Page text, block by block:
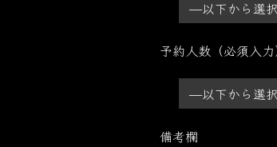
予約人数（必須入力
備考欄